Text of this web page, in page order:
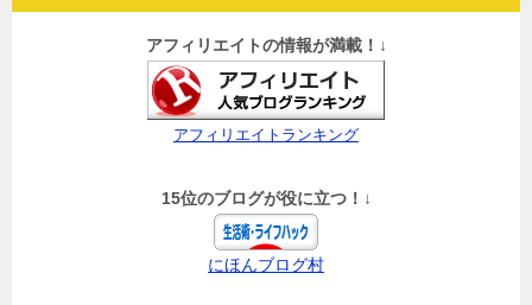
アフィリエイトの情報が満載！↓
アフィリエイトランキング
15位のブログが役に立つ！↓
にほんブログ村